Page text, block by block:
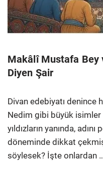
Makâlî Mustafa Bey
Diyen Şair
Divan edebiyatı denince
Nedim gibi büyük isimler
yıldızların yanında,
döneminde dikkat
söylesek? İşte onlardan